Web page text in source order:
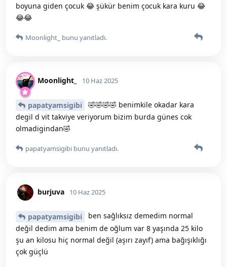
boyuna giden çocuk 😂 şükür benim çocuk kara kuru 😂
😂😂
Moonlight_ bunu yanıtladı.
Moonlight_ 10 Haz 2025
papatyamsigibi
🤣🤣🤣🤣 benimkile okadar kara
degil d vit takviye veriyorum bizim burda günes cok
olmadigindan🤣
papatyamsigibi bunu yanıtladı.
burjuva 10 Haz 2025
papatyamsigibi
ben sağlıksız demedim normal
değil dedim ama benim de oğlum var 8 yaşında 25 kilo
şu an kilosu hiç normal değil (aşırı zayıf) ama bağışıklığı
çok güçlü